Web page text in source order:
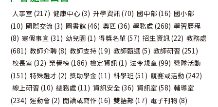
人事室 (217) 健康中心(3) 升學資訊(70) 國中部 (16) 國小部
(10) 國際交流 (3) 圖書館 (46) 奧匹 (36) 學務處 (268) 學習歷程
(8) 寒假事宜 (31) 幼兒園 (1) 得獎名單 (57) 招生資訊(22) 教務處
(681) 教師介聘(8) 教師支持 (19) 教師甄選 (5) 教師研習 (251)
校長室 (32) 榮譽榜 (186) 檢定資訊(1) 法令規章 (99) 營隊活動
(151) 特殊選才 (2) 獎助學金 (11) 科學班 (51) 競賽或活動 (242)
線上研習 (10) 總務處 (11) 資訊安全 (36) 資訊室 (58) 輔導室
(234) 運動會 (2) 閱讀或寫作 (16) 雙語部 (17) 電子刊物 (8)